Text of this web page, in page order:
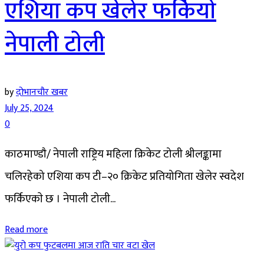
एशिया कप खेलेर फर्कियाे
नेपाली टाेली
byदोभानचौर खबर
July 25, 2024
0
काठमाण्डाै/ नेपाली राष्ट्रिय महिला क्रिकेट टोली श्रीलङ्कामा
चलिरहेको एशिया कप टी–२० क्रिकेट प्रतियोगिता खेलेर स्वदेश
फर्किएकाे छ । नेपाली टोली...
Read more